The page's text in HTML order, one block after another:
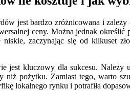
jest bardzo zróżnicowana i
ceny. Można jednak
zaczynając się od kilkuset
jest kluczowy dla sukcesu. Należy
pożytku. Zamiast tego, warto
lokalnego rynku i potrafiła